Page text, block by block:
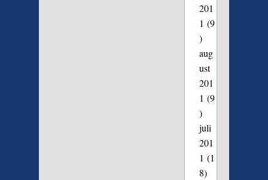
201
1 (9
)
aug
ust
201
1 (9
)
juli
201
1 (1
8)